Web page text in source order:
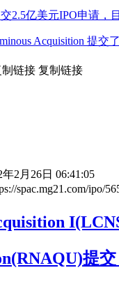
2.5亿美元IPO申请
Acquisition 提交
制链接 复制链接
2月26日 06:41:05
spac.mg21.com/ipo/
提